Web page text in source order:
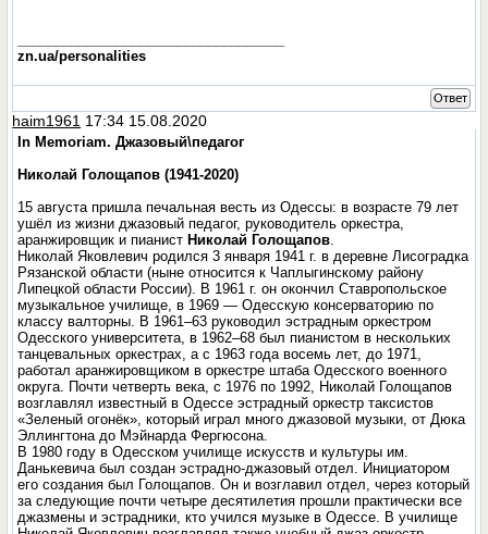
zn.ua/personalities
Ответ
haim1961 17:34 15.08.2020
In Memoriam. Джазовый\педагог
Николай Голощапов (1941-2020)
15 августа пришла печальная весть из Одессы: в возрасте 79 лет
ушёл из жизни джазовый педагог, руководитель оркестра,
аранжировщик и пианист Николай Голощапов.
Николай Яковлевич родился 3 января 1941 г. в деревне Лисоградка
Рязанской области (ныне относится к Чаплыгинскому району
Липецкой области России). В 1961 г. он окончил Ставропольское
музыкальное училище, в 1969 — Одесскую консерваторию по
классу валторны. В 1961–63 руководил эстрадным оркестром
Одесского университета, в 1962–68 был пианистом в нескольких
танцевальных оркестрах, а с 1963 года восемь лет, до 1971,
работал аранжировщиком в оркестре штаба Одесского военного
округа. Почти четверть века, с 1976 по 1992, Николай Голощапов
возглавлял известный в Одессе эстрадный оркестр таксистов
«Зеленый огонёк», который играл много джазовой музыки, от Дюка
Эллингтона до Мэйнарда Фергюсона.
В 1980 году в Одесском училище искусств и культуры им.
Данькевича был создан эстрадно-джазовый отдел. Инициатором
его создания был Голощапов. Он и возглавил отдел, через который
за следующие почти четыре десятилетия прошли практически все
джазмены и эстрадники, кто учился музыке в Одессе. В училище